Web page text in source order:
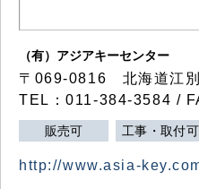
（有）アジアキーセンター
〒069-0816 北海道江
TEL：011-384-3584 /
販売可 工事・取付可
http://www.asia-